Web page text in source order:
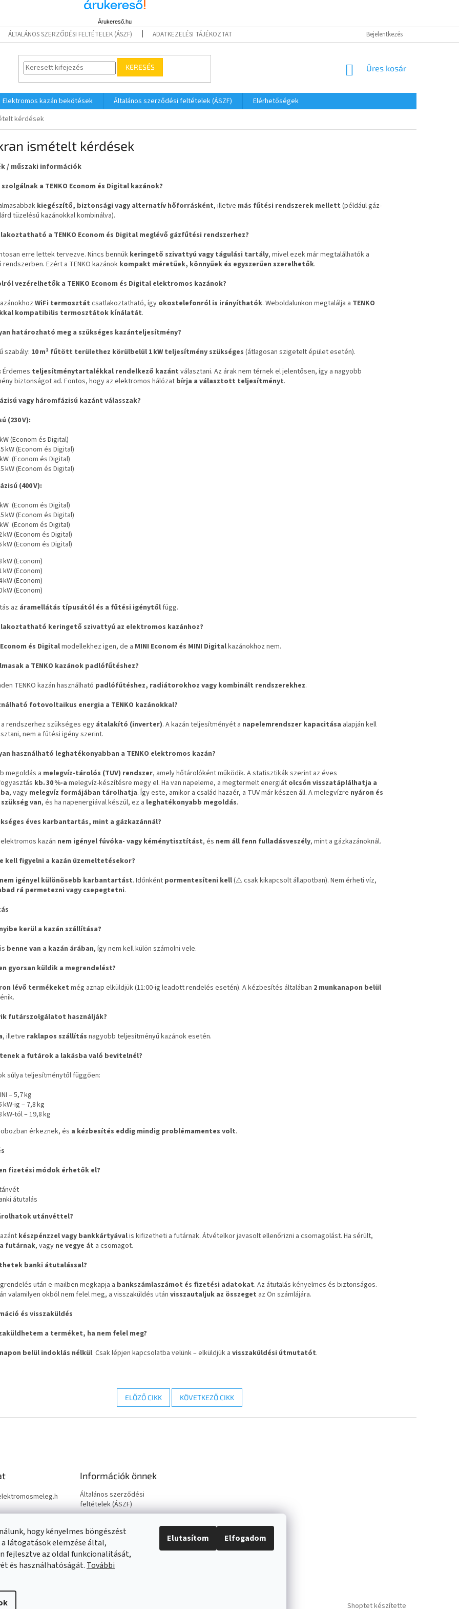
Árukereső.hu
hogy kényelmes böngészést
látogatások elemzése által,
fejlesztve az oldal funkcionalitását,
és használhatóságát. További
Elutasítom Elfogadom
ÁLTALÁNOS SZERZŐDÉSI FELTÉTELEK (ÁSZF) ADATKEZELÉSI TÁJÉKOZTATÓ - GDPR ELEKTROMOS KAZÁN BEKÖTÉSEK
Bejelentkezés
KERESÉS KOSÁR
Üres kosár
Elektromos kazán bekötések Általános szerződési feltételek (ÁSZF)
Elérhetőségek
kérdések
ismételt kérdések
/ műszaki információk
szolgálnak a TENKO Econom és Digital kazánok?
kiegészítő, biztonsági vagy alternatív hőforrásként, illetve más fűtési rendszerek mellett (például gáz‑
tüzelésű kazánokkal kombinálva).
a TENKO Econom és Digital meglévő gázfűtési rendszerhez?
erre lettek tervezve. Nincs bennük keringető szivattyú vagy tágulási tartály, mivel ezek már megtalálhatók a
Ezért a TENKO kazánok kompakt méretűek, könnyűek és egyszerűen szerelhetők.
vezérelhetők a TENKO Econom és Digital elektromos kazánok?
WiFi termosztát csatlakoztatható, így okostelefonról is irányíthatók. Weboldalunkon megtalálja a TENKO
kompatibilis termosztátok kínálatát.
határozható meg a szükséges kazánteljesítmény?
szabály: 10m² fűtött területhez körülbelül 1kW teljesítmény szükséges (átlagosan szigetelt épület esetén).
Érdemes teljesítménytartalékkal rendelkező kazánt választani. Az árak nem térnek el jelentősen, így a nagyobb
biztonságot ad. Fontos, hogy az elektromos hálózat bírja a választott teljesítményt.
vagy háromfázisú kazánt válasszak?
(230V):
(Econom és Digital)
kW (Econom és Digital)
(Econom és Digital)
kW (Econom és Digital)
(400V):
(Econom és Digital)
kW (Econom és Digital)
(Econom és Digital)
kW (Econom és Digital)
kW (Econom és Digital)
kW (Econom)
kW (Econom)
kW (Econom)
kW (Econom)
az áramellátás típusától és a fűtési igénytőlfügg.
keringető szivattyú az elektromos kazánhoz?
Econom és Digitalmodellekhez igen, de a MINI Econom és MINI Digitalkazánokhoz nem.
a TENKO kazánok padlófűtéshez?
TENKO kazán használható padlófűtéshez, radiátorokhoz vagy kombinált rendszerekhez.
fotovoltaikus energia a TENKO kazánokkal?
rendszerhez szükséges egy átalakító (inverter). A kazán teljesítményét a napelemrendszer kapacitása alapján kell
nem a fűtési igény szerint.
használható leghatékonyabban a TENKO elektromos kazán?
megoldás a melegvíz‑tárolós (TUV) rendszer, amely hőtárolóként működik. A statisztikák szerint az éves
kb.30%‑a melegvíz‑készítésre megy el. Ha van napeleme, a megtermelt energiát olcsón visszatáplálhatja a
, vagy melegvíz formájában tárolhatja. Így este, amikor a család hazaér, a TUV már készen áll. A melegvízre nyáron és
van, és ha napenergiával készül, ez a leghatékonyabb megoldás.
éves karbantartás, mint a gázkazánnál?
elektromos kazán nem igényel fúvóka‑ vagy kéménytisztítást, és nem áll fenn fulladásveszély, mint a gázkazánoknál.
kell figyelni a kazán üzemeltetésekor?
nem igényel különösebb karbantartást. Időnként pormentesíteni kell(⚠️ csak kikapcsolt állapotban). Nem érheti víz,
rá permetezni vagy csepegtetni.
kerül a kazán szállítása?
benne van a kazán árában, így nem kell külön számolni vele.
gyorsan küldik a megrendelést?
lévő termékeketmég aznap elküldjük (11:00‑ig leadott rendelés esetén). A kézbesítés általában 2 munkanapon belül
futárszolgálatot használják?
, illetve raklapos szállítás nagyobb teljesítményű kazánok esetén.
a futárok a lakásba való bevitelnél?
súlya teljesítménytől függően:
– 5,7 kg
kW‑ig – 7,8 kg
kW‑tól – 19,8 kg
érkeznek, és a kézbesítés eddig mindig problémamentes volt.
fizetési módok érhetők el?
átutalás
utánvéttel?
készpénzzel vagy bankkártyávalis kifizetheti a futárnak. Átvételkor javasolt ellenőrizni a csomagolást. Ha sérült,
futárnak, vagy ne vegye át a csomagot.
banki átutalással?
után e‑mailben megkapja a bankszámlaszámot és fizetési adatokat. Az átutalás kényelmes és biztonságos.
valamilyen okból nem felel meg, a visszaküldés után visszautaljuk az összeget az Ön számlájára.
és visszaküldés
a terméket, ha nem felel meg?
belül indoklás nélkül. Csak lépjen kapcsolatba velünk – elküldjük a visszaküldési útmutatót.
ELŐZŐ CIKK KÖVETKEZŐ CIKK
Információk önnek
Általános szerződési
feltételek (ÁSZF)
Adatkezelési tájékoztató -
GDPR
Impresszum
Elektromos kazán bekötések
Elérhetőségek
Shoptet készítette
fenntartva.